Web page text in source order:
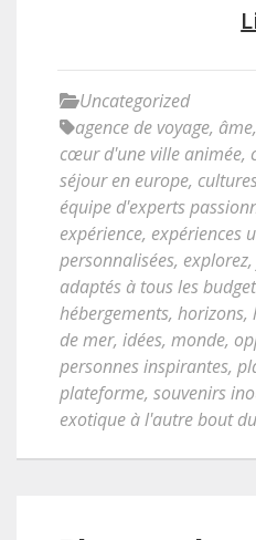
Uncategorized
agence de voyage, âme,
cœur d'une ville animée,
séjour en europe,
équipe d'experts
expérience, expériences
personnalisées, explorez,
adaptés à tous les
hébergements, horizons,
de mer, idées, monde,
personnes inspirantes,
plateforme, souvenirs
exotique à l'autre bout